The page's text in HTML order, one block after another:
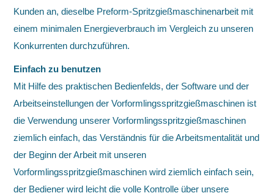
Kunden an, dieselbe Preform-Spritzgießmaschinenarbeit mit
einem minimalen Energieverbrauch im Vergleich zu unseren
Konkurrenten durchzuführen.
Einfach zu benutzen
Mit Hilfe des praktischen Bedienfelds, der Software und der
Arbeitseinstellungen der Vorformlingsspritzgießmaschinen ist
die Verwendung unserer Vorformlingsspritzgießmaschinen
ziemlich einfach, das Verständnis für die Arbeitsmentalität und
der Beginn der Arbeit mit unseren
Vorformlingsspritzgießmaschinen wird ziemlich einfach sein,
der Bediener wird leicht die volle Kontrolle über unsere